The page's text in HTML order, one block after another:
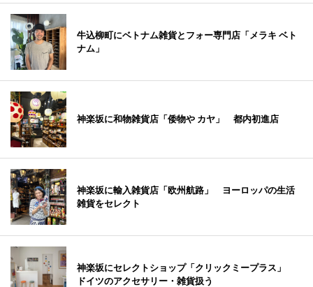
牛込柳町にベトナム雑貨とフォー専門店「メラキ ベト
ナム」
神楽坂に和物雑貨店「倭物や カヤ」 都内初進店
神楽坂に輸入雑貨店「欧州航路」 ヨーロッパの生活
雑貨をセレクト
神楽坂にセレクトショップ「クリックミープラス」
ドイツのアクセサリー・雑貨扱う